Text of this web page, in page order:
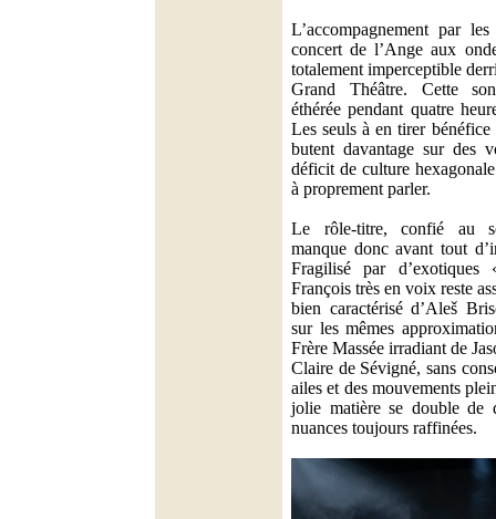
L’accompagnement par
concert de l’Ange aux
totalement imperceptible
Grand Théâtre. Cette
éthérée pendant quatre
Les seuls à en tirer
butent davantage sur des
déficit de culture
à proprement parler.
Le rôle-titre, confié au
manque donc avant tout
Fragilisé par
François très en voix reste
bien caractérisé d’Aleš
sur les mêmes
Frère Massée irradiant de
Claire de Sévigné, sans
ailes et des mouvements
jolie matière se double de
nuances toujours raffinées.